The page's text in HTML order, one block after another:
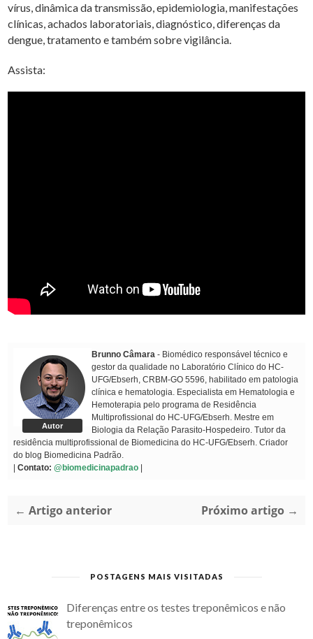
vírus, dinâmica da transmissão, epidemiologia, manifestações
clínicas, achados laboratoriais, diagnóstico, diferenças da
dengue, tratamento e também sobre vigilância.
Assista:
Autor
Brunno Câmara - Biomédico responsável técnico e
gestor da qualidade no Laboratório Clínico do HC-
UFG/Ebserh, CRBM-GO 5596, habilitado em patologia
clínica e hematologia. Especialista em Hematologia e
Hemoterapia pelo programa de Residência
Multiprofissional do HC-UFG/Ebserh. Mestre em
Biologia da Relação Parasito-Hospedeiro. Tutor da
residência multiprofissional de Biomedicina do HC-UFG/Ebserh. Criador
do blog Biomedicina Padrão.
Contato: @biomedicinapadrao
← Artigo anterior Próximo artigo →
POSTAGENS MAIS VISITADAS
Diferenças entre os testes treponêmicos e não
treponêmicos